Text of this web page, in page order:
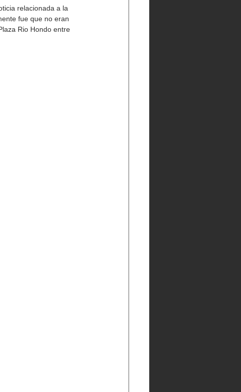
relacionada a la
fue que no eran
Rio Hondo entre